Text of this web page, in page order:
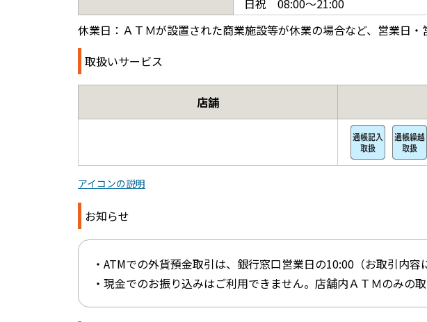
日祝 08:00～21:00
休業日：ＡＴＭが設置された商業施設等が休業の場合など、営業日
取扱いサービス
店舗
アイコンの説明
お知らせ
・ATMでの外貨預金取引は、銀行窓口営業日の10:00（お取引内
・現金でのお振り込みはご利用できません。店舗内ＡＴＭのみの取